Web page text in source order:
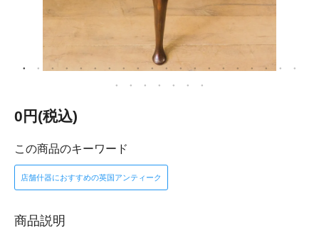
0円(税込)
この商品のキーワード
店舗什器におすすめの英国アンティーク
商品説明